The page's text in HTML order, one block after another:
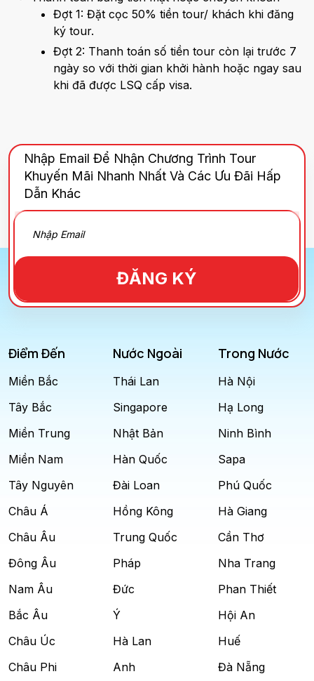
Đợt 1: Đặt cọc 50% tiền tour/ khách khi đăng
ký tour.
Đợt 2: Thanh toán số tiền tour còn lại trước 7
ngày so với thời gian khởi hành hoặc ngay sau
khi đã được LSQ cấp visa.
Nhập Email Để Nhận Chương Trình Tour
Khuyến Mãi Nhanh Nhất Và Các Ưu Đãi Hấp
Dẫn Khác
ĐĂNG KÝ
Điểm Đến
Miền Bắc
Tây Bắc
Miền Trung
Miền Nam
Tây Nguyên
Châu Á
Châu Âu
Đông Âu
Nam Âu
Bắc Âu
Châu Úc
Châu Phi
Nước Ngoài
Thái Lan
Singapore
Nhật Bản
Hàn Quốc
Đài Loan
Hồng Kông
Trung Quốc
Pháp
Đức
Ý
Hà Lan
Anh
Trong Nước
Hà Nội
Hạ Long
Ninh Bình
Sapa
Phú Quốc
Hà Giang
Cần Thơ
Nha Trang
Phan Thiết
Hội An
Huế
Đà Nẵng